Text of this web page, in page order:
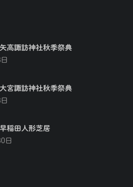
高諏訪神社秋季祭典
宮諏訪神社秋季祭典
稲田人形芝居
日